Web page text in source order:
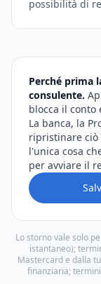
possibilità di
Perché prima
consulente.
blocca il conto
La banca, la
ripristinare ciò
l'unica cosa
per avviare il
Lo storno vale solo
istantaneo);
Mastercard e dalla
finanziaria;